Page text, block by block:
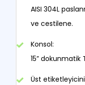
AISI 304L
ve cestilene.
Konsol:
15” dokunmatik
Üst